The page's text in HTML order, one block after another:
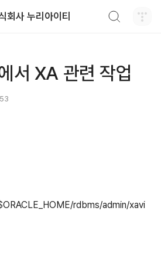
회사 누리아이티
서 XA 관련 작업
rdbms/admin/xavi